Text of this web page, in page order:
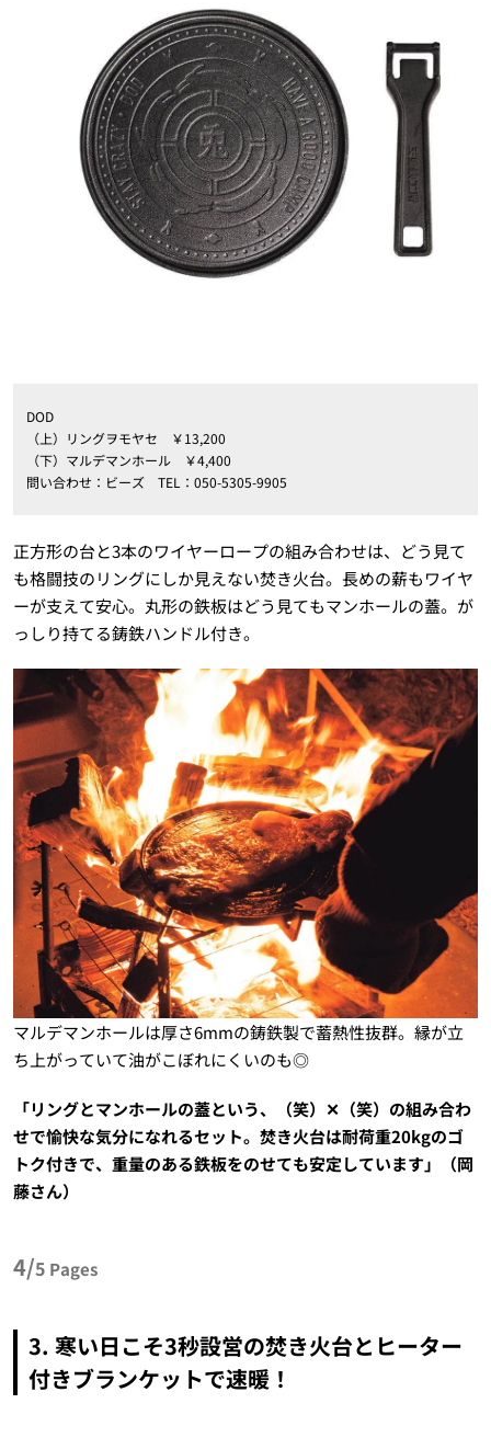
DOD
（上）リングヲモヤセ ￥13,200
（下）マルデマンホール ￥4,400
問い合わせ：ビーズ TEL：050-5305-9905
正方形の台と3本のワイヤーロープの組み合わせは、どう見て
も格闘技のリングにしか見えない焚き火台。長めの薪もワイヤ
ーが支えて安心。丸形の鉄板はどう見てもマンホールの蓋。が
っしり持てる鋳鉄ハンドル付き。
マルデマンホールは厚さ6mmの鋳鉄製で蓄熱性抜群。縁が立
ち上がっていて油がこぼれにくいのも◎
「リングとマンホールの蓋という、（笑）✕（笑）の組み合わ
せで愉快な気分になれるセット。焚き火台は耐荷重20kgのゴ
トク付きで、重量のある鉄板をのせても安定しています」（岡
藤さん）
4/5 Pages
3. 寒い日こそ3秒設営の焚き火台とヒーター
付きブランケットで速暖！